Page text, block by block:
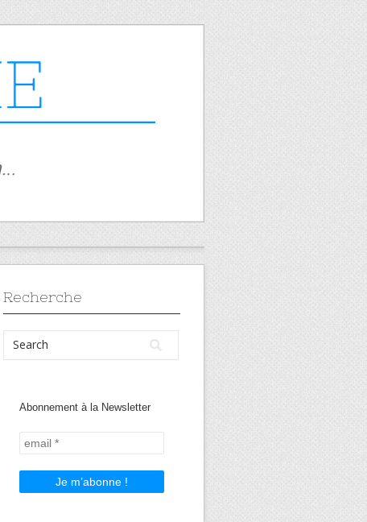
Recherche
Abonnement à la Newsletter